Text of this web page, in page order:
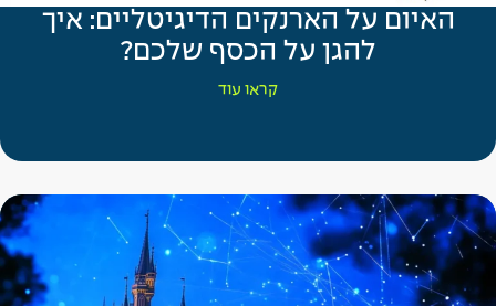
האיום על הארנקים הדיגיטליים: איך
להגן על הכסף שלכם?
קראו עוד